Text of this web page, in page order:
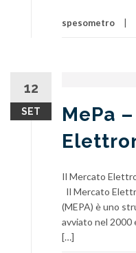
spesometro
12
SET
MePa
Il Mercato
Il Mercato
(MEPA) è uno
avviato nel 2000
[…]